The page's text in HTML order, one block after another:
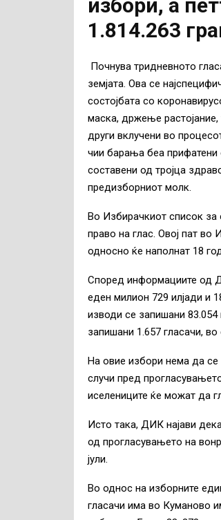
избори, а
1.814.263
Почнува тридневното
земјата. Ова се
состојбата со
маска, држење
други вклучени во
чии барања беа прифатени
составени од тројца
предизборниот молк.
Во Избирачкиот список за
право на глас. Овој пат во
односно ќе наполнат 18
Според информациите од
еден милион 729 илјади и
изводи се запишани
запишани 1.657 гласачи,
На овие избори нема да се
случи пред
иселениците ќе можат да
Исто така, ДИК најави
од прогласувањето на
јули.
Во однос на изборните
гласачи има во Куманово